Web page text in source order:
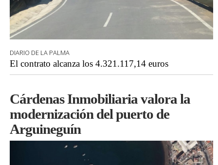
DIARIO DE LA PALMA
El contrato alcanza los 4.321.117,14 euros
Cárdenas Inmobiliaria valora la
modernización del puerto de
Arguineguín